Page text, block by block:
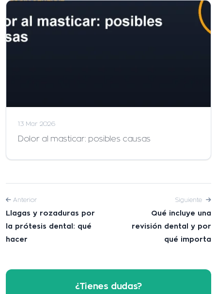
13 Mar 2026
Dolor al masticar: posibles causas
Anterior
Llagas y rozaduras por
la prótesis dental: qué
hacer
Siguiente
Qué incluye una
revisión dental y por
qué importa
¿Tienes dudas?